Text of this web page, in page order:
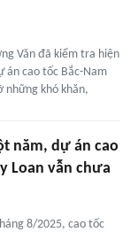
Văn đã kiểm tra hiện
án cao tốc Bắc-Nam
những khó khăn,
năm, dự án cao
Loan vẫn chưa
8/2025, cao tốc